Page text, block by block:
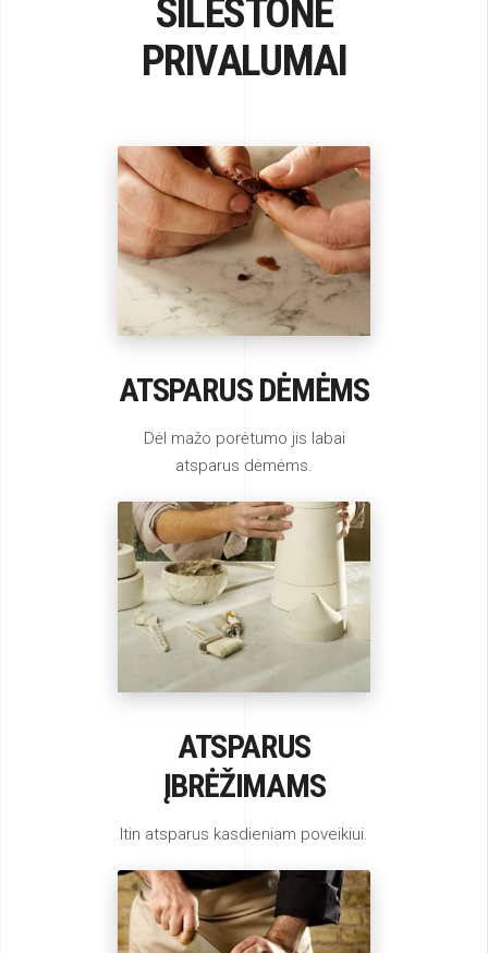
SILESTONE
PRIVALUMAI
ATSPARUS DĖMĖMS
Dėl mažo porėtumo jis labai
atsparus dėmėms.
ATSPARUS
ĮBRĖŽIMAMS
Itin atsparus kasdieniam poveikiui.